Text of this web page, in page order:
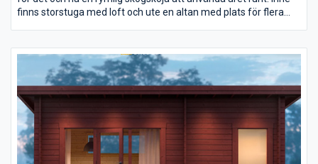
finns storstuga med loft och ute en altan med plats för flera
ljuset. Den stora glasade dubbeldörren öppnas enkelt upp så att
du kan ta vara på stugans hela golv- och altanyta, som totalt blir
35 kvm. Virket till Hemfjäll kommer från Lapplands senvuxna
skogar och konstruktionen är mycket rejäl.